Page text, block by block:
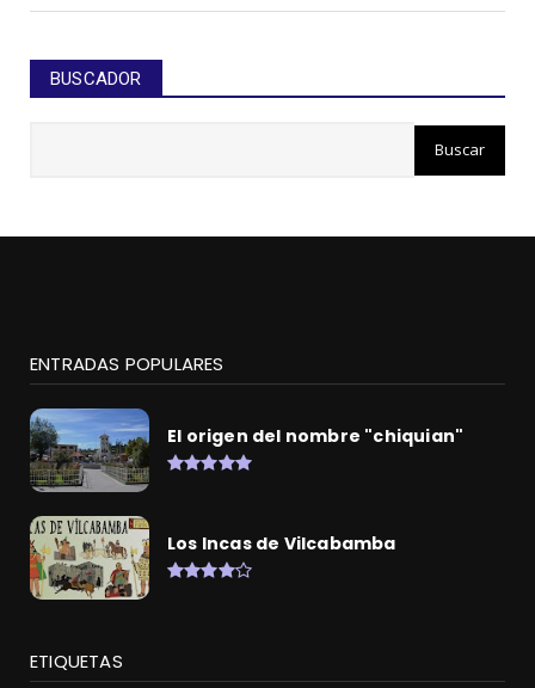
BUSCADOR
ENTRADAS POPULARES
El origen del nombre "chiquian"
Los Incas de Vilcabamba
ETIQUETAS